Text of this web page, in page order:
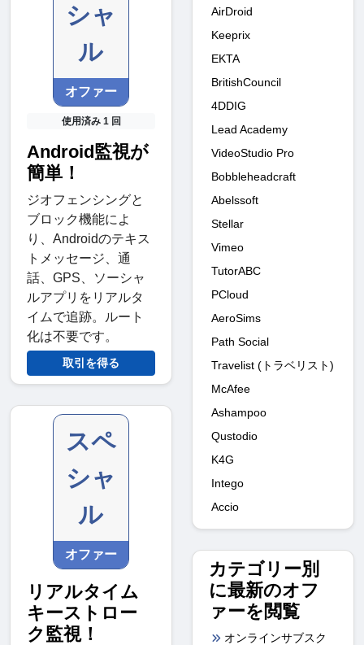
シャ
ル
オファー
使用済み 1 回
Android監視が
簡単！
ジオフェンシングと
ブロック機能によ
り、Androidのテキス
トメッセージ、通
話、GPS、ソーシャ
ルアプリをリアルタ
イムで追跡。ルート
化は不要です。
取引を得る
スペ
シャ
ル
オファー
リアルタイム
キーストロー
ク監視！
AirDroid
Keeprix
EKTA
BritishCouncil
4DDIG
Lead Academy
VideoStudio Pro
Bobbleheadcraft
Abelssoft
Stellar
Vimeo
TutorABC
PCloud
AeroSims
Path Social
Travelist (トラベリスト)
McAfee
Ashampoo
Qustodio
K4G
Intego
Accio
カテゴリー別
に最新のオフ
ァーを閲覧
オンラインサブスク